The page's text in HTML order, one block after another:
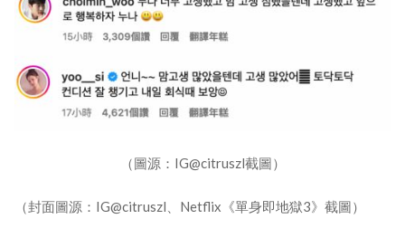
（圖源：IG@citruszl截圖）
（封面圖源：IG@citruszl、Netflix《單身即地獄3》截圖）